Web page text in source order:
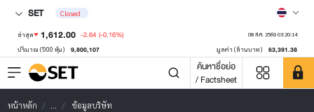
SET Closed
ล่าสุด 1,612.00 -2.64 (-0.16%) 08 ส.ค. 2569 03:20:14
ปริมาณ ('000 หุ้น) 9,800,107 มูลค่า (ล้านบาท) 63,391.38
ค้นหาชื่อย่อ
/ Factsheet
หน้าหลัก ... ข้อมูลบริษัท